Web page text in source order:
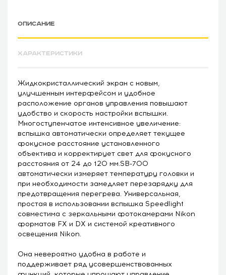
ОПИСАНИЕ
ХАРАКТЕРИСТИКИ
Жидкокристаллический экран с новым,
улучшенным интерфейсом и удобное
расположение органов управления повышают
удобство и скорость настройки вспышки.
Многоступенчатое интенсивное увеличение:
вспышка автоматически определяет текущее
фокусное расстояние установленного
объектива и корректирует свет для фокусного
расстояния от 24 до 120 мм.SB-700
автоматически измеряет температуру головки и
при необходимости замедляет перезарядку для
предотвращения перегрева. Универсальная,
простая в использовании вспышка Speedlight
совместима с зеркальными фотокамерами Nikon
форматов FX и DX и системой креативного
освещения Nikon.
Она невероятно удобна в работе и
поддерживает ряд усовершенствованных